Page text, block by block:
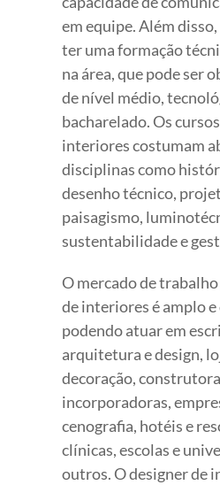
em equipe. Além
ter uma formação
na área, que pode ser
de nível médio,
bacharelado. Os
interiores costumam
disciplinas como
desenho técnico,
paisagismo,
sustentabilidade e
O mercado de
de interiores é amplo
podendo atuar em
arquitetura e design,
decoração,
incorporadoras,
cenografia, hotéis e
clínicas, escolas e
outros. O designer de